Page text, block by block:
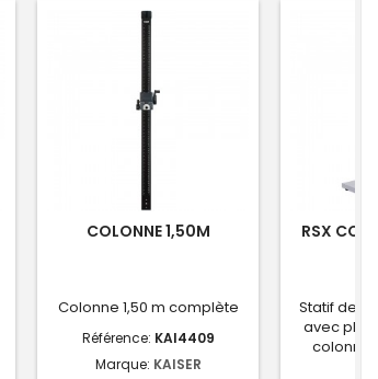
COLONNE 1,50M
Colonne 1,50 m complète
Référence: KAI4409
Marque: KAISER
RSX
Statif de
avec
colonne